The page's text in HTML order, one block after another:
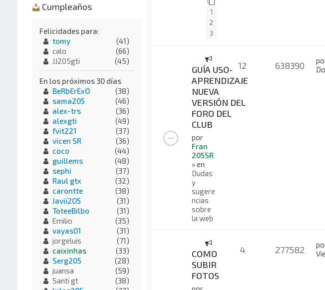
1
2
3
GUÍA USO-
APRENDIZAJE
NUEVA
VERSIÓN DEL
FORO DEL
CLUB
por
Fran
205SR
» en
Dudas
y
sugere
ncias
sobre
la web
12 638390
COMO
SUBIR
FOTOS
4 277582
Cumpleaños
Felicidades para:
tomy
(41)
calo
(66)
JJ205gti
(45)
En los próximos 30 días
BeRbErExO
(38)
sama205
(46)
alex-trs
(36)
alexgti
(49)
fvit221
(37)
vicen SR
(36)
coco
(44)
guillems
(48)
sephi
(37)
Raul gtx
(32)
carontte
(38)
Javii2O5
(31)
ToteeBilbo
(31)
Emilio
(35)
vayas01
(31)
jorgeluis
(71)
caixinhas
(33)
Serg205
(28)
juansa
(59)
Santi gt
(38)